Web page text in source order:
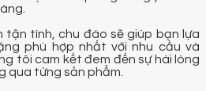
tận tình, chu đáo sẽ giúp bạn lựa
phù hợp nhất với nhu cầu và
tôi cam kết đem đến sự hài lòng
qua từng sản phẩm.